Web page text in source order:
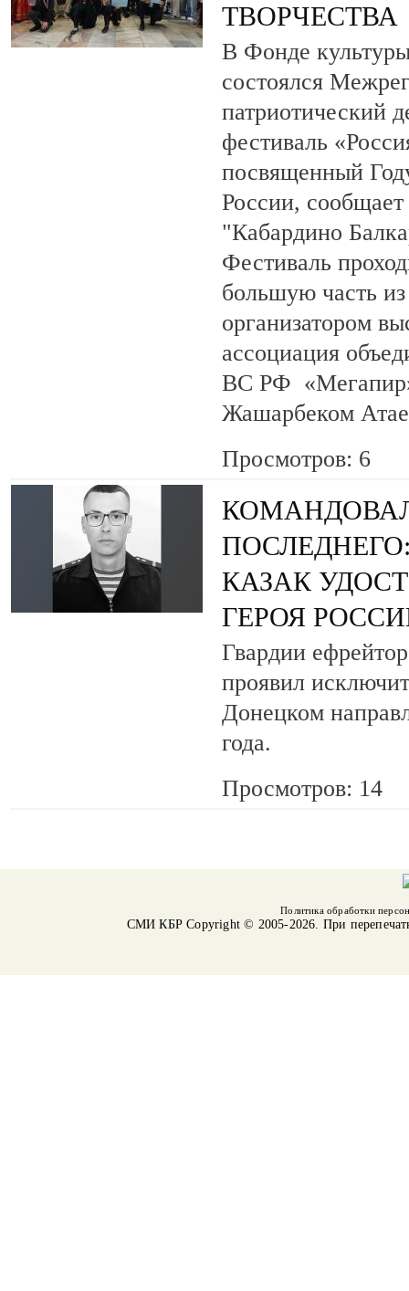
ТВОРЧЕСТВА
В Фонде
состоялся
патриотический
фестиваль
посвященный
России,
"Кабардино
Фестиваль
большую часть
организатором
ассоциация
ВС РФ «Мегапир»
Жашарбеком
Просмотров: 6
КАЗАК
ГЕРОЯ
Гвардии
проявил
Донецком
года.
Просмотров: 14
Политика обработки
СМИ КБРCopyright © 2005-2026. При